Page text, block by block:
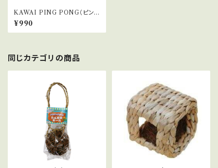
KAWAI PING PONG（ピン
ポン）
¥990
同じカテゴリの商品